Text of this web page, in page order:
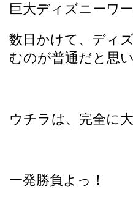
巨大ディズニーワー
数日かけて、ディ
むのが普通だと思い
ウチラは、完全に
一発勝負よっ！